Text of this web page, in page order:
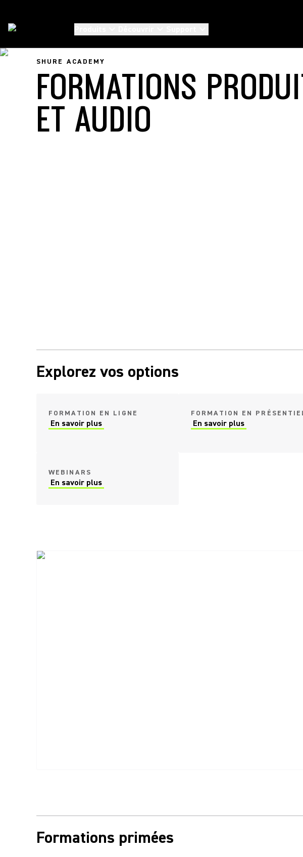
SHURE ACADEMY
FORMATIONS
ET AUDIO
Explorez vos options
FORMATION EN LIGNE
En savoir plus
FORMATION EN
En savoir plus
(Opens in a new tab)
WEBINARS
En savoir plus
Formations primées